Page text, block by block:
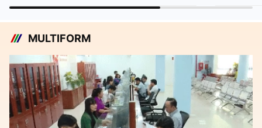
MULTIFORM